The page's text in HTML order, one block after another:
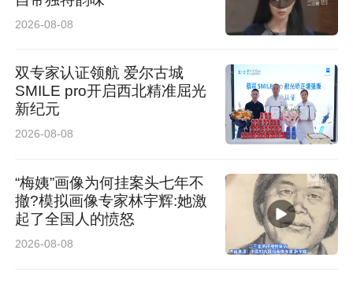
河支流滋养与肥沃的黄土，为其提供了优越的生
周边数十公里外品质即明显下降，府谷因此成为
全球核心产区。
鲜果约3.8万吨，占全球总产量的85%以上。现存
百年以上古树超千株，其中最年长者树龄约260
年，至今枝繁叶茂、硕果累累，被誉为“海红果活
2026-08-08
双专家认证领航 爱尔古城
SMILE pro开启西北精准屈光
新纪元
2026-08-08
“梅姨”画像为何挂案头七年不
撤?模拟画像专家林宇辉:她激
起了全国人的愤怒
2026-08-08